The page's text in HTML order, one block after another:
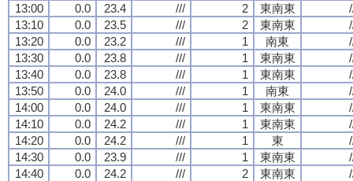
13:00
0.0 23.4 /// 2 東南東
13:10
0.0 23.5 /// 2 東南東
13:20
0.0 23.2 /// 1 南東
13:30
0.0 23.8 /// 1 東南東
13:40
0.0 23.8 /// 1 東南東
13:50
0.0 24.0 /// 1 南東
14:00
0.0 24.0 /// 1 東南東
14:10
0.0 24.2 /// 1 東南東
14:20
0.0 24.2 /// 1 東
14:30
0.0 23.9 /// 1 東南東
14:40
0.0 24.2 /// 2 東南東